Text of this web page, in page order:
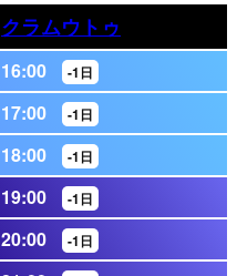
クラムウトゥ
16:00 -1日
17:00 -1日
18:00 -1日
19:00 -1日
20:00 -1日